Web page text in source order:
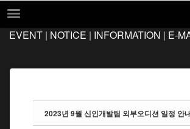
EVENT
E-MAIL AUDITION
EVENT | NOTICE | INFORMATION | E-
2023년 9월 신인개발팀 외부오디션 일정 안